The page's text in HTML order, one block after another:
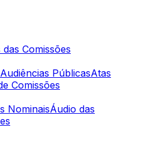
das Comissões
PúblicasAtas
Comissões
NominaisÁudio das